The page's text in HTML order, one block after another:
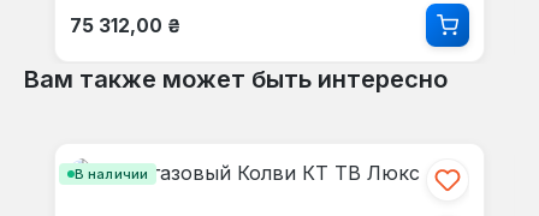
Обычная цена:
75 312,00 ₴
Вам также может быть интересно
В наличии